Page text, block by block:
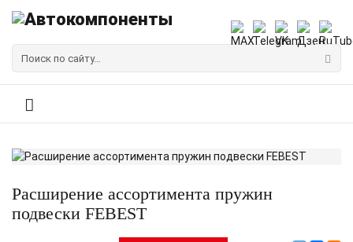
Расширение ассортимента пружин
подвески FEBEST